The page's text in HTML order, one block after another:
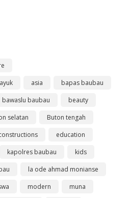
asia
bapas baubau
bawaslu baubau
beauty
selatan
Buton tengah
education
kapolres baubau
kids
la ode ahmad monianse
modern
muna